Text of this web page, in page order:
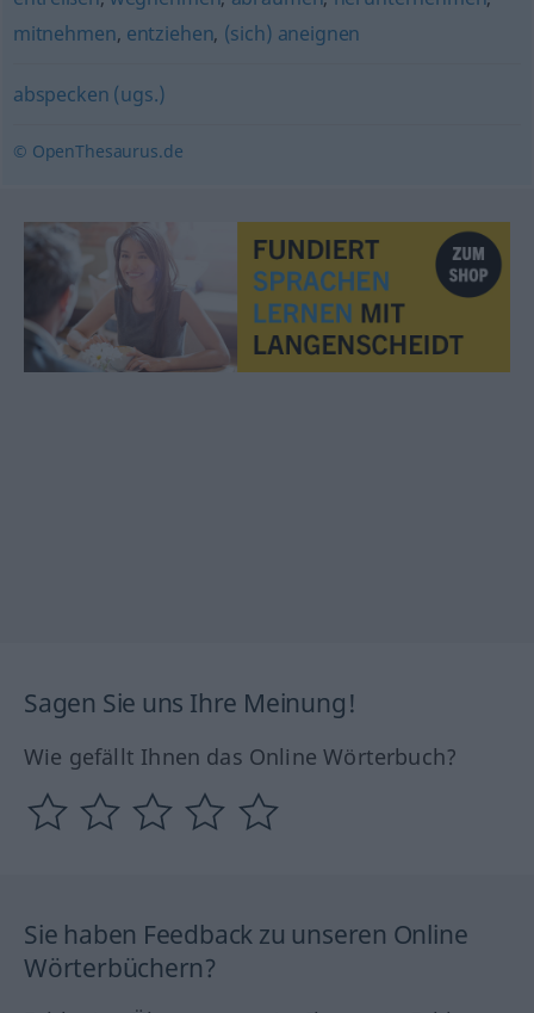
mitnehmen, entziehen, (sich) aneignen
abspecken (ugs.)
© OpenThesaurus.de
Sagen Sie uns Ihre Meinung!
Wie gefällt Ihnen das Online Wörterbuch?
Sie haben Feedback zu unseren Online
Wörterbüchern?